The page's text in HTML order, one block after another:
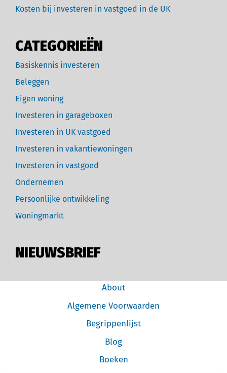
Kosten bij investeren in vastgoed in de UK
CATEGORIEËN
Basiskennis investeren
Beleggen
Eigen woning
Investeren in garageboxen
Investeren in UK vastgoed
Investeren in vakantiewoningen
Investeren in vastgoed
Ondernemen
Persoonlijke ontwikkeling
Woningmarkt
NIEUWSBRIEF
About
Algemene Voorwaarden
Begrippenlijst
Blog
Boeken